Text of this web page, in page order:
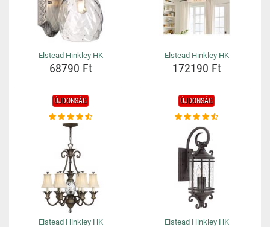
Elstead Hinkley HK
68790 Ft
Elstead Hinkley HK
172190 Ft
ÚJDONSÁG
Elstead Hinkley HK
ÚJDONSÁG
Elstead Hinkley HK